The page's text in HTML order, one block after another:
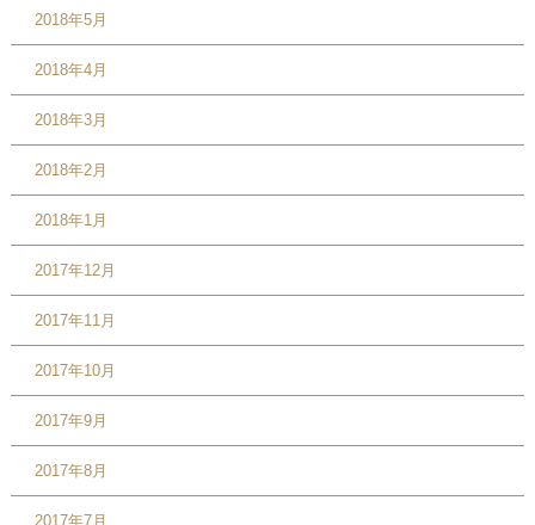
2018年5月
2018年4月
2018年3月
2018年2月
2018年1月
2017年12月
2017年11月
2017年10月
2017年9月
2017年8月
2017年7月